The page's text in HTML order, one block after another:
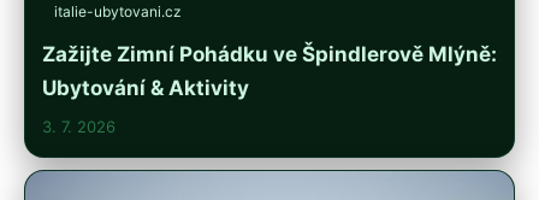
italie-ubytovani.cz
Zažijte Zimní Pohádku ve Špindlerově Mlýně:
Ubytování & Aktivity
3. 7. 2026